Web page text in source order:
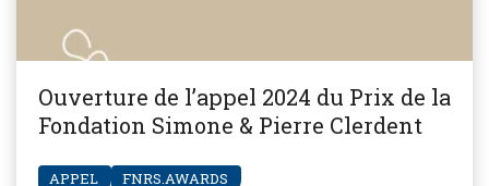
Ouverture de l’appel 2024 du Prix de la
Fondation Simone & Pierre Clerdent
APPEL FNRS.AWARDS